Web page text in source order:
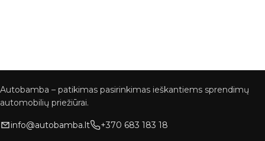
Autobamba – patikimas pasirinkimas ieškantiems sprendimų
automobilių priežiūrai.
info@autobamba.lt +370 683 183 18